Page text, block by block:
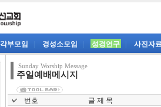
각부모임 경성소모임 성경연구 사진자
Sunday Worship Message
주일예배메시지
번호 글 제 목